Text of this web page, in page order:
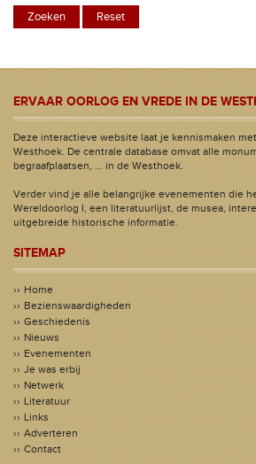
ERVAAR OORLOG EN VREDE IN DE
Deze interactieve website laat je kennismaken
Westhoek. De centrale database omvat alle
begraafplaatsen, ... in de Westhoek.
Verder vind je alle belangrijke evenementen die
Wereldoorlog I, een literatuurlijst, de musea,
uitgebreide historische informatie.
SITEMAP
Home
Bezienswaardigheden
Geschiedenis
Nieuws
Evenementen
Je was erbij
Netwerk
Literatuur
Links
Adverteren
Contact